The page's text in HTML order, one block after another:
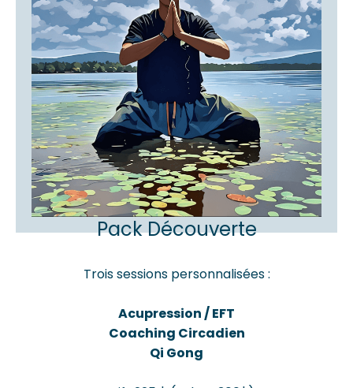
Pack Découverte
Trois sessions personnalisées :
Acupression / EFT
Coaching Circadien
Qi Gong